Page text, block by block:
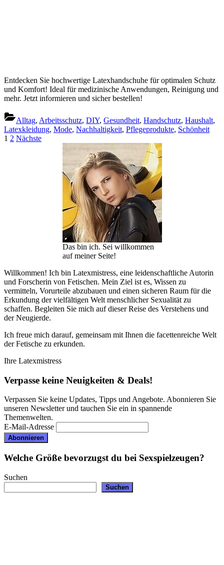
Entdecken Sie hochwertige Latexhandschuhe für optimalen Schutz
und Komfort! Ideal für medizinische Anwendungen, Reinigung und
mehr. Jetzt informieren und sicher bestellen!
Alltag, Arbeitsschutz, DIY, Gesundheit, Handschutz, Haushalt,
Latexkleidung, Mode, Nachhaltigkeit, Pflegeprodukte, Schönheit
Seitennummerierung
1 2 Nächste
Das bin ich. Sei willkommen
auf meiner Seite!
Willkommen! Ich bin Latexmistress, eine leidenschaftliche Autorin
und Forscherin von Fetischen. Mein Ziel ist es, Wissen zu
vermitteln, Vorurteile abzubauen und einen sicheren Raum für die
Erkundung der vielfältigen Welt menschlicher Sexualität zu
schaffen. Begleiten Sie mich auf dieser Reise des Verstehens und
der Neugierde.
Ich freue mich darauf, gemeinsam mit Ihnen die facettenreiche Welt
der Fetische zu erkunden.
Ihre Latexmistress
Verpasse keine Neuigkeiten & Deals!
Verpassen Sie keine Updates, Tipps und Angebote. Abonnieren Sie
unseren Newsletter und tauchen Sie ein in spannende
Themenwelten.
E-Mail-Adresse
Welche Größe bevorzugst du bei Sexspielzeugen?
Suchen
Suchen